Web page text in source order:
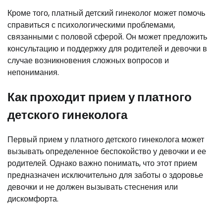
Кроме того, платный детский гинеколог может помочь
справиться с психологическими проблемами,
связанными с половой сферой. Он может предложить
консультацию и поддержку для родителей и девочки в
случае возникновения сложных вопросов и
непонимания.
Как проходит прием у платного
детского гинеколога
Первый прием у платного детского гинеколога может
вызывать определенное беспокойство у девочки и ее
родителей. Однако важно понимать, что этот прием
предназначен исключительно для заботы о здоровье
девочки и не должен вызывать стеснения или
дискомфорта.